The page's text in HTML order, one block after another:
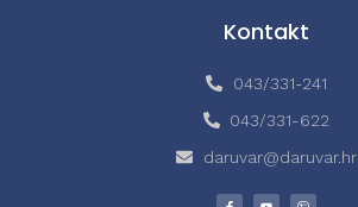
Kontakt
043/331-241
043/331-622
daruvar@daruvar.hr